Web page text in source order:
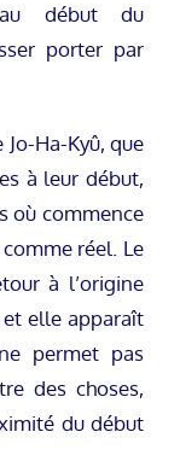
au début du
porter par
Ha-Kyû, que
à leur début,
où commence
réel. Le
à l’origine
et elle apparaît
permet pas
des choses,
du début